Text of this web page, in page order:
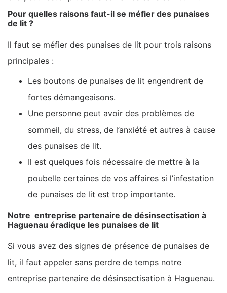
Pour quelles raisons faut-il se méfier des punaises
de lit ?
Il faut se méfier des punaises de lit pour trois raisons
principales :
Les boutons de punaises de lit engendrent de
fortes démangeaisons.
Une personne peut avoir des problèmes de
sommeil, du stress, de l’anxiété et autres à cause
des punaises de lit.
Il est quelques fois nécessaire de mettre à la
poubelle certaines de vos affaires si l’infestation
de punaises de lit est trop importante.
Notre entreprise partenaire de désinsectisation à
Haguenau éradique les punaises de lit
Si vous avez des signes de présence de punaises de
lit, il faut appeler sans perdre de temps notre
entreprise partenaire de désinsectisation à Haguenau.